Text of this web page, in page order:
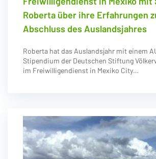
Roberta über ihre Erfahrungen
Abschluss des Auslandsjahres
Roberta hat das Auslandsjahr mit einem
Stipendium der Deutschen Stiftung
im Freiwilligendienst in Mexiko City…